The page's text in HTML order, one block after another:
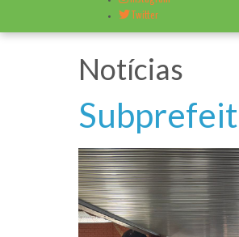
Twitter
Notícias